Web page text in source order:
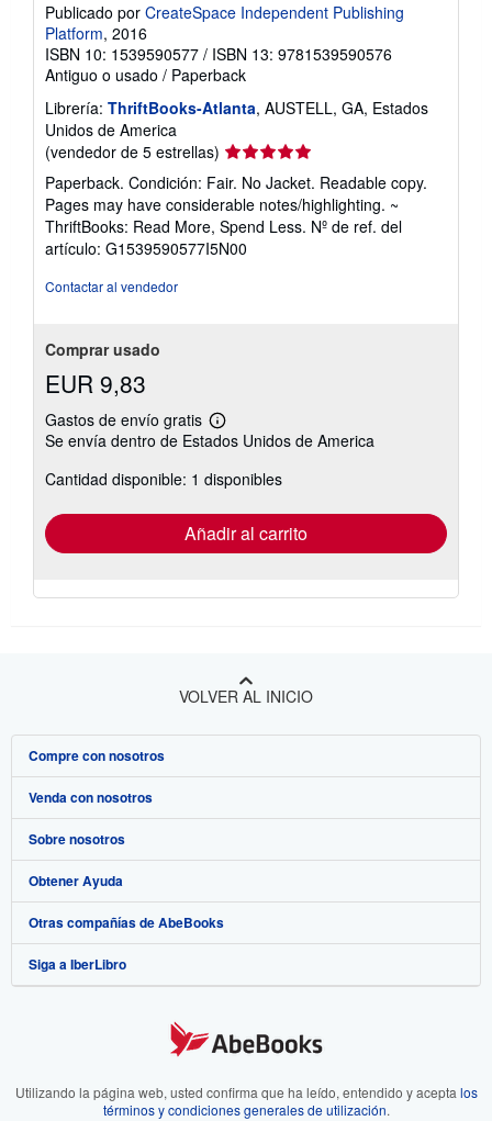
Publicado por CreateSpace Independent Publishing
Platform, 2016
ISBN 10: 1539590577 / ISBN 13: 9781539590576
Antiguo o usado / Paperback
Librería: ThriftBooks-Atlanta, AUSTELL, GA, Estados
Unidos de America
(vendedor de 5 estrellas) Calificación
del
vendedor:
5
de
5
Paperback. Condición: Fair. No Jacket. Readable copy.
Pages may have considerable notes/highlighting. ~
ThriftBooks: Read More, Spend Less. Nº de ref. del
artículo: G1539590577I5N00
Contactar al vendedor
Comprar usado
EUR 9,83
Gastos de envío gratis
Más
información
las
tarifas
envío
Se envía dentro de Estados Unidos de America
Cantidad disponible: 1 disponibles
Añadir al carrito
VOLVER AL INICIO
Compre con nosotros
Búsqueda avanzada
Colecciones
Mi cuenta
Mis pedidos
Ver carrito
Venda con nosotros
Comenzar a vender
Únase a nuestro programa de afiliados
Recomiende un vendedor
Sobre nosotros
Sobre IberLibro
Medios
Empleo
Preferencias de cookies
Aviso de cookies
Obtener Ayuda
Preguntas frecuentes y guías
Atención al Cliente
Otras compañías de AbeBooks
AbeBooks.com
AbeBooks.fr
Siga a IberLibro
Utilizando la página web, usted confirma que ha leído, entendido y acepta los
términos y condiciones generales de utilización.